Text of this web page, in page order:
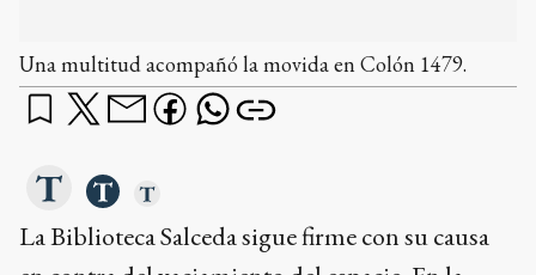
La Biblioteca Salceda sigue firme con su causa
tarde de ayer, la comunidad que la conforma,
junto a socios del Club Ferrocarril Sud, vecinos,